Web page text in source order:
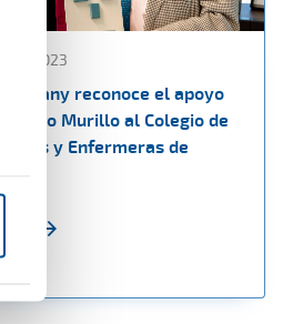
2023
reconoce el apoyo
Diego Murillo al Colegio de
y Enfermeras de